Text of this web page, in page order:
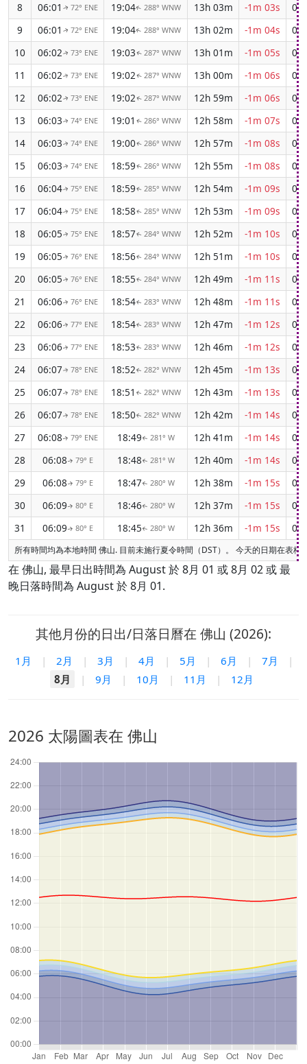
8
06:01 ↑ 72° ENE 19:04↑ 288° WNW 13h 03m -1m 03s
9
06:01 ↑ 72° ENE 19:04↑ 288° WNW 13h 02m -1m 04s
10
06:02↑ 73° ENE 19:03↑ 287° WNW 13h 01m -1m 05s
11
06:02↑ 73° ENE 19:02↑ 287° WNW 13h 00m -1m 06s
12
06:02↑ 73° ENE 19:02↑ 287° WNW 12h 59m -1m 06s
13
06:03↑ 74° ENE 19:01 ↑ 286° WNW 12h 58m -1m 07s
14
06:03↑ 74° ENE 19:00↑ 286° WNW 12h 57m -1m 08s
15
06:03↑ 74° ENE 18:59↑ 286° WNW 12h 55m -1m 08s
16
06:04↑ 75° ENE 18:59↑ 285° WNW 12h 54m -1m 09s
17
06:04↑ 75° ENE 18:58↑ 285° WNW 12h 53m -1m 09s
18
06:05↑ 75° ENE 18:57↑ 284° WNW 12h 52m -1m 10s
19
06:05↑ 76° ENE 18:56↑ 284° WNW 12h 51m -1m 10s
20
06:05↑ 76° ENE 18:55↑ 284° WNW 12h 49m -1m 11s
21
06:06↑ 76° ENE 18:54↑ 283° WNW 12h 48m -1m 11s
22
06:06↑ 77° ENE 18:54↑ 283° WNW 12h 47m -1m 12s
23
06:06↑ 77° ENE 18:53↑ 283° WNW 12h 46m -1m 12s
24
06:07↑ 78° ENE 18:52↑ 282° WNW 12h 45m -1m 13s
25
06:07↑ 78° ENE 18:51 ↑ 282° WNW 12h 43m -1m 13s
26
06:07↑ 78° ENE 18:50↑ 282° WNW 12h 42m -1m 14s
27
06:08↑ 79° ENE 18:49↑ 281° W 12h 41m -1m 14s
28
06:08↑ 79° E 18:48↑ 281° W 12h 40m -1m 14s
29
06:08↑ 79° E 18:47↑ 280° W 12h 38m -1m 15s
30
06:09↑ 80° E 18:46↑ 280° W 12h 37m -1m 15s
31
06:09↑ 80° E 18:45↑ 280° W 12h 36m -1m 15s
所有時間均為本地時間 佛山. 目前未施行夏令時間（DST）。 今天的日期在表格
在 佛山, 最早日出時間為 August 於 8月 01 或 8月 02 或 最
晚日落時間為 August 於 8月 01.
其他月份的日出/日落日曆在 佛山 (2026):
1月 | 2月 | 3月 | 4月 | 5月 | 6月 | 7月
|
8月
| 9月 | 10月 | 11月 | 12月
2026 太陽圖表在 佛山